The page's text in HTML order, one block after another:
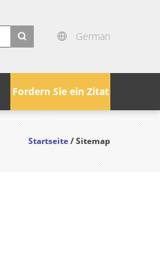
German
Fordern Sie ein Zitat
Startseite/ Sitemap